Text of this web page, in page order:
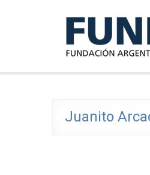
FundAV
Fundación Argentina de
Juanito